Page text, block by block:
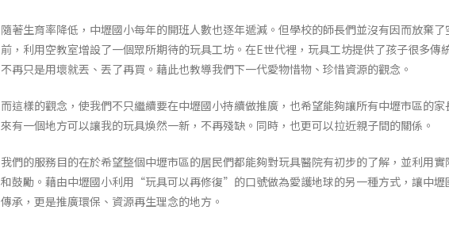
隨著生育率降低，中壢國小每年的開班人數也逐年遞減。但學校的師長們並沒有因而放棄
前，利用空教室增設了一個眾所期待的玩具工坊。在E世代裡，玩具工坊提供了孩子很多傳
不再只是用壞就丟、丟了再買。藉此也教導我們下一代愛物惜物、珍惜資源的觀念。
而這樣的觀念，使我們不只繼續要在中壢國小持續做推廣，也希望能夠讓所有中壢市區的
來有一個地方可以讓我的玩具煥然一新，不再殘缺。同時，也更可以拉近親子間的關係。
我們的服務目的在於希望整個中壢市區的居民們都能夠對玩具醫院有初步的了解，並利用
和鼓勵。藉由中壢國小利用“玩具可以再修復”的口號做為愛護地球的另一種方式，讓中壢
傳承，更是推廣環保、資源再生理念的地方。